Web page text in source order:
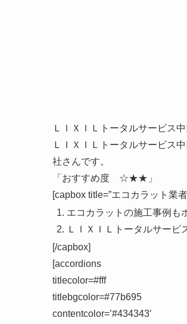
ＬＩＸＩＬトータルサービス
ＬＩＸＩＬトータルサービス中
社さんです。
「 おすすめ度 ☆★★ 」
[capbox title=”エコカラット業
エコカラットの施工事例も
ＬＩＸＩＬトータルサービ
[/capbox]
[accordions
titlecolor=#fff
titlebgcolor=#77b695
contentcolor=’#434343′